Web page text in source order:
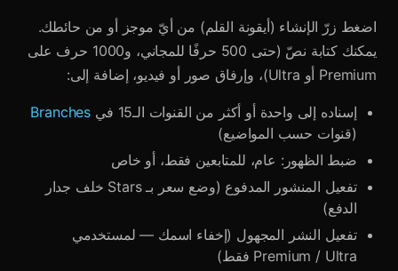
اضغط زرّ الإنشاء (أيقونة القلم) من أيّ موجز أو من حائطك.
يمكنك كتابة نصّ (حتى 500 حرفًا للمجاني، و1000 حرف على
Premium أو Ultra)، وإرفاق صور أو فيديو، إضافة إلى:
إسناده إلى واحدة أو أكثر من القنوات الـ15 في
Branches
(قنوات حسب المواضيع)
ضبط الظهور: عام، للمتابعين فقط، أو خاص
تفعيل المنشور المدفوع (وضع سعر بـ Stars خلف جدار
الدفع)
تفعيل النشر المجهول (إخفاء اسمك — لمستخدمي
Premium / Ultra فقط)